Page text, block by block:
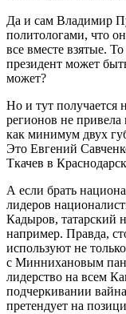
Да и сам Владимир
политологами, что
все вместе взятые.
президент может
может?
Но и тут получается
регионов не привела
как минимум двух
Это Евгений
Ткачев в
А если брать
лидеров
Кадыров, татарский
например. Правда,
используют не
с Миннихановым
лидерство на всем
подчеркивании
претендует на